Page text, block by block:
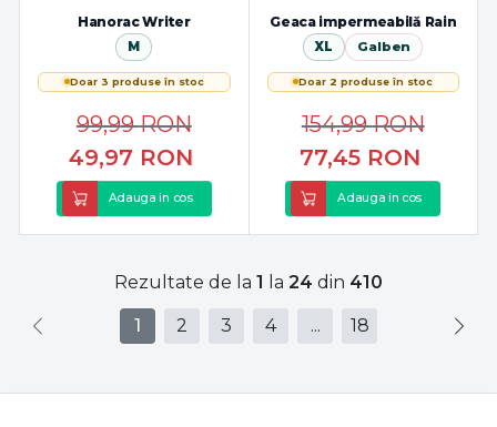
Hanorac Writer
M
Doar 3 produse în stoc
49,97 RON
99,99RON
Adauga in cos
Geaca impermeabilă Rain
XL Galben
Doar 2 produse în stoc
77,45 RON
154,99RON
Adauga in cos
Rezultate de la 1 la 24 din 410
1 2 3 4 ... 18